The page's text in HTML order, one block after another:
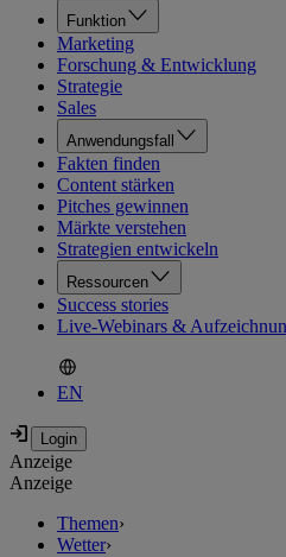
Funktion
Marketing
Forschung & Entwicklung
Strategie
Sales
Anwendungsfall
Fakten finden
Content stärken
Pitches gewinnen
Märkte verstehen
Strategien entwickeln
Ressourcen
Success stories
Live-Webinars &
EN
Anzeige
Anzeige
Themen›
Wetter›